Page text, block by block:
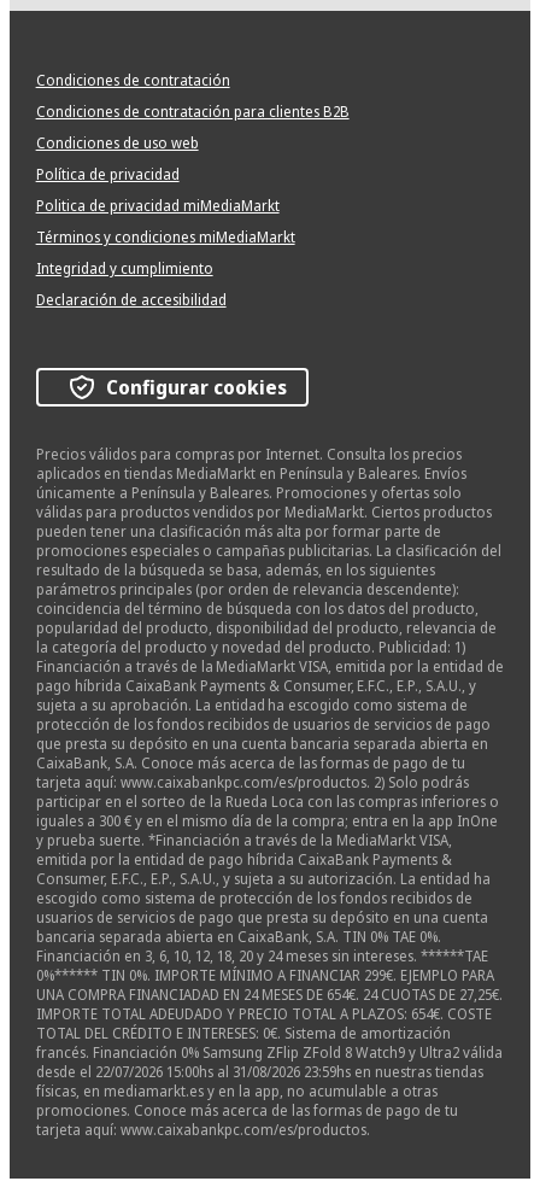
Condiciones de contratación
Condiciones de contratación para clientes B2B
Condiciones de uso web
Política de privacidad
Politica de privacidad miMediaMarkt
Términos y condiciones miMediaMarkt
Integridad y cumplimiento
Declaración de accesibilidad
Configurar cookies
Precios válidos para compras por Internet. Consulta los precios
aplicados en tiendas MediaMarkt en Península y Baleares. Envíos
únicamente a Península y Baleares. Promociones y ofertas solo
válidas para productos vendidos por MediaMarkt. Ciertos productos
pueden tener una clasificación más alta por formar parte de
promociones especiales o campañas publicitarias. La clasificación del
resultado de la búsqueda se basa, además, en los siguientes
parámetros principales (por orden de relevancia descendente):
coincidencia del término de búsqueda con los datos del producto,
popularidad del producto, disponibilidad del producto, relevancia de
la categoría del producto y novedad del producto. Publicidad: 1)
Financiación a través de la MediaMarkt VISA, emitida por la entidad de
pago híbrida CaixaBank Payments & Consumer, E.F.C., E.P., S.A.U., y
sujeta a su aprobación. La entidad ha escogido como sistema de
protección de los fondos recibidos de usuarios de servicios de pago
que presta su depósito en una cuenta bancaria separada abierta en
CaixaBank, S.A. Conoce más acerca de las formas de pago de tu
tarjeta aquí: www.caixabankpc.com/es/productos. 2) Solo podrás
participar en el sorteo de la Rueda Loca con las compras inferiores o
iguales a 300 € y en el mismo día de la compra; entra en la app InOne
y prueba suerte. *Financiación a través de la MediaMarkt VISA,
emitida por la entidad de pago híbrida CaixaBank Payments &
Consumer, E.F.C., E.P., S.A.U., y sujeta a su autorización. La entidad ha
escogido como sistema de protección de los fondos recibidos de
usuarios de servicios de pago que presta su depósito en una cuenta
bancaria separada abierta en CaixaBank, S.A. TIN 0% TAE 0%.
Financiación en 3, 6, 10, 12, 18, 20 y 24 meses sin intereses. ******TAE
0%****** TIN 0%. IMPORTE MÍNIMO A FINANCIAR 299€. EJEMPLO PARA
UNA COMPRA FINANCIADAD EN 24 MESES DE 654€. 24 CUOTAS DE 27,25€.
IMPORTE TOTAL ADEUDADO Y PRECIO TOTAL A PLAZOS: 654€. COSTE
TOTAL DEL CRÉDITO E INTERESES: 0€. Sistema de amortización
francés. Financiación 0% Samsung ZFlip ZFold 8 Watch9 y Ultra2 válida
desde el 22/07/2026 15:00hs al 31/08/2026 23:59hs en nuestras tiendas
físicas, en mediamarkt.es y en la app, no acumulable a otras
promociones. Conoce más acerca de las formas de pago de tu
tarjeta aquí: www.caixabankpc.com/es/productos.